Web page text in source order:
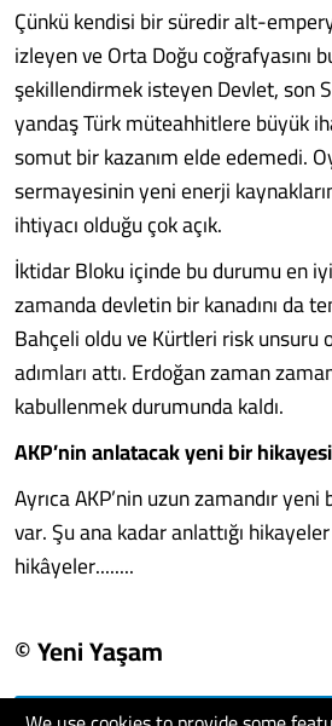
Çünkü kendisi bir süredir alt-
izleyen ve Orta Doğu coğrafyasını
şekillendirmek isteyen Devlet, son
yandaş Türk müteahhitlere büyük
somut bir kazanım elde edemedi.
sermayesinin yeni enerji
ihtiyacı olduğu çok açık.
İktidar Bloku içinde bu durumu en
zamanda devletin bir kanadını da
Bahçeli oldu ve Kürtleri risk unsuru
adımları attı. Erdoğan zaman
kabullenmek durumunda kaldı.
AKP’nin anlatacak yeni bir
Ayrıca AKP’nin uzun zamandır
var. Şu ana kadar anlattığı
hikâyeler........
© Yeni Yaşam